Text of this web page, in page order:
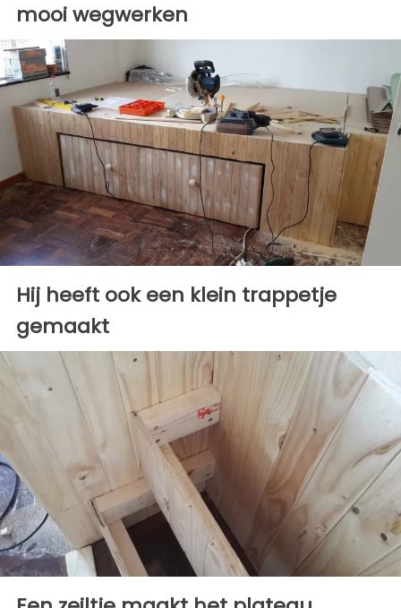
mooi wegwerken
Hij heeft ook een klein trappetje
gemaakt